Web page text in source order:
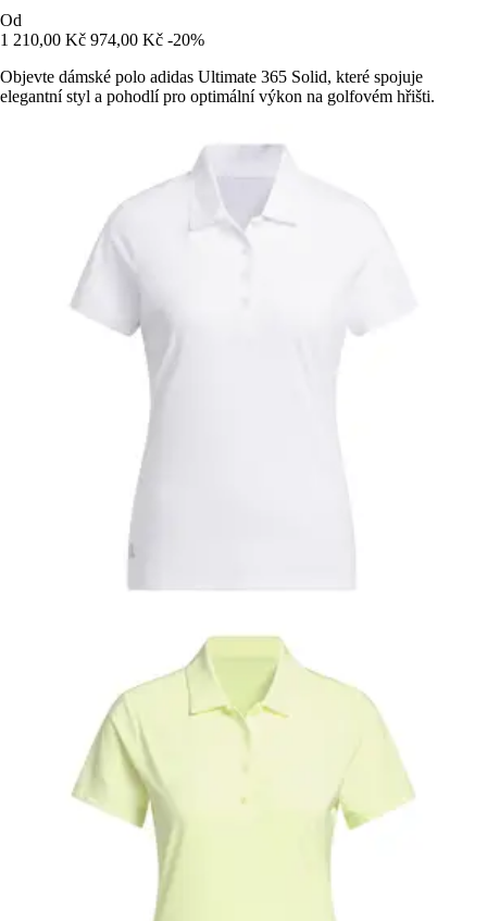
Od
1 210,00 Kč 974,00 Kč -20%
Objevte dámské polo adidas Ultimate 365 Solid, které spojuje
elegantní styl a pohodlí pro optimální výkon na golfovém hřišti.